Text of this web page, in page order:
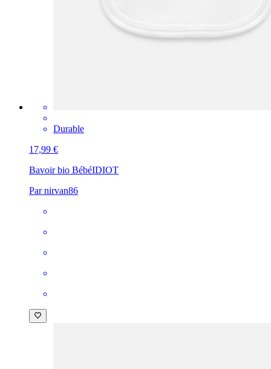
Durable
17,99 €
Bavoir bio BébéIDIOT
Par nirvan86